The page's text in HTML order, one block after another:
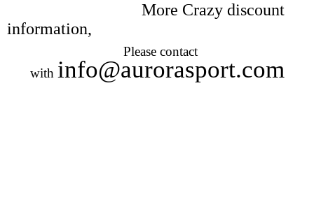
More Crazy discount
information,
Please contact
with info@aurorasport.com